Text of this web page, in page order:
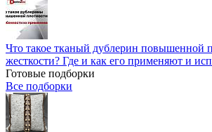
Что такое тканый дублерин повышенной
жесткости? Где и как его применяют и
Готовые подборки
Все подборки